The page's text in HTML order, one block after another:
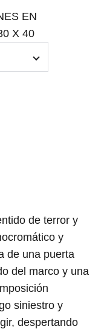
EN
X 40
de terror y
y
de una puerta
del marco y una
siniestro y
despertando